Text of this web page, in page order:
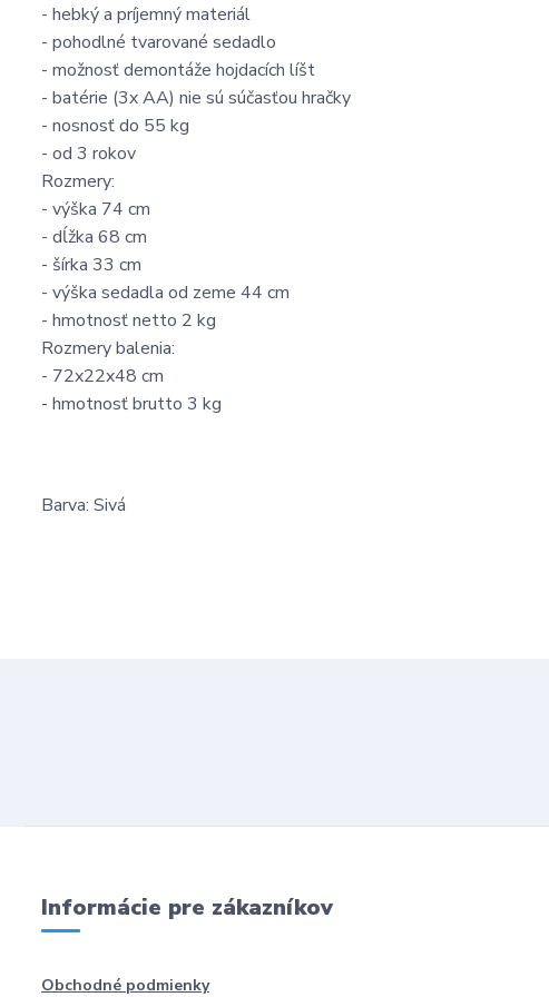
- hebký a príjemný materiál
- pohodlné tvarované sedadlo
- možnosť demontáže hojdacích líšt
- batérie (3x AA) nie sú súčasťou hračky
- nosnosť do 55 kg
- od 3 rokov
Rozmery:
- výška 74 cm
- dĺžka 68 cm
- šírka 33 cm
- výška sedadla od zeme 44 cm
- hmotnosť netto 2 kg
Rozmery balenia:
- 72x22x48 cm
- hmotnosť brutto 3 kg
Barva: Sivá
Informácie pre zákazníkov
Obchodné podmienky